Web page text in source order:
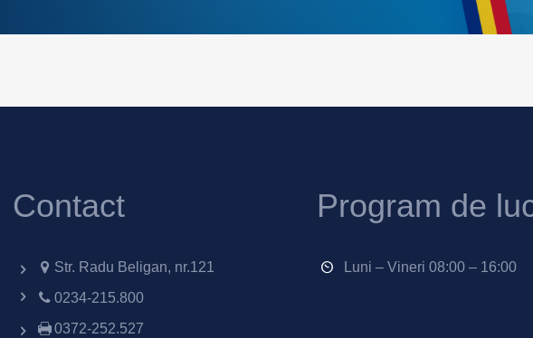
Contact
Str. Radu Beligan, nr.121
0234-215.800
0372-252.527
Program de
Luni – Vineri 08:00 – 16:00